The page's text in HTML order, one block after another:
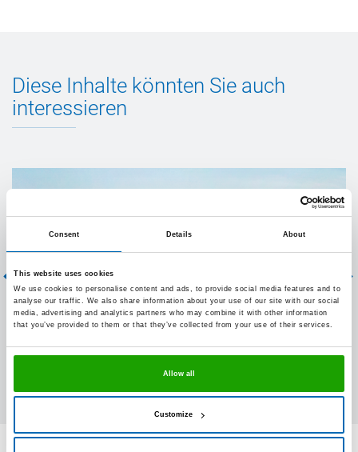
Consent Details About
This website uses cookies
We use cookies to personalise content and ads, to provide social media features and to
analyse our traffic. We also share information about your use of our site with our social
media, advertising and analytics partners who may combine it with other information
that you’ve provided to them or that they’ve collected from your use of their services.
Allow all
Customize
Diese Inhalte könnten Sie auch
interessieren
Nachhaltiges Bauen mit OTTO